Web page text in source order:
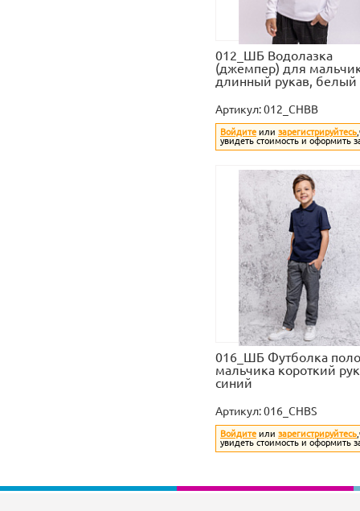
012_ШБ Водолазка
(джемпер) для
длинный рукав, белый
Артикул:012_CHBB
Войдите или зарегистрируйтесь
увидеть стоимость и оформить
016_ШБ Футболка
мальчика короткий
синий
Артикул:016_CHBS
Войдите или зарегистрируйтесь
увидеть стоимость и оформить